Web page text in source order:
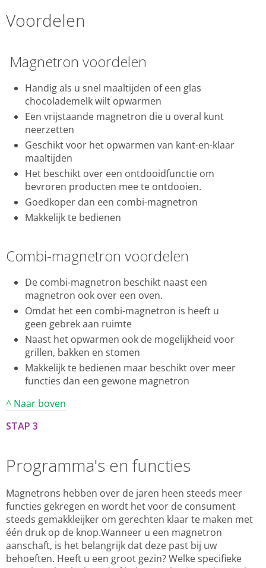
Voordelen
Magnetron voordelen
Handig als u snel maaltijden of een glas
chocolademelk wilt opwarmen
Een vrijstaande magnetron die u overal kunt
neerzetten
Geschikt voor het opwarmen van kant-en-klaar
maaltijden
Het beschikt over een ontdooidfunctie om
bevroren producten mee te ontdooien.
Goedkoper dan een combi-magnetron
Makkelijk te bedienen
Combi-magnetron voordelen
De combi-magnetron beschikt naast een
magnetron ook over een oven.
Omdat het een combi-magnetron is heeft u
geen gebrek aan ruimte
Naast het opwarmen ook de mogelijkheid voor
grillen, bakken en stomen
Makkelijk te bedienen maar beschikt over meer
functies dan een gewone magnetron
^ Naar boven
STAP 3
Programma's en functies
Magnetrons hebben over de jaren heen steeds meer
functies gekregen en wordt het voor de consument
steeds gemakkleijker om gerechten klaar te maken met
één druk op de knop.Wanneer u een magnetron
aanschaft, is het belangrijk dat deze past bij uw
behoeften. Heeft u een groot gezin? Welke specifieke